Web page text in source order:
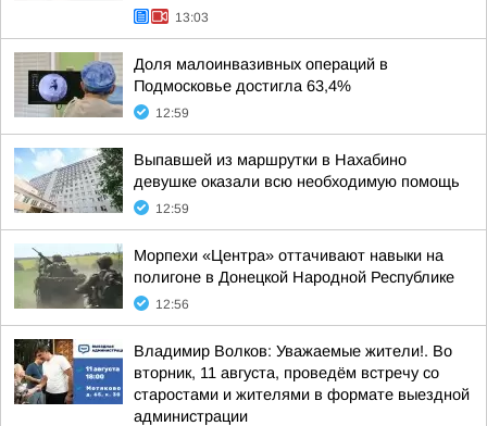
13:03
Доля малоинвазивных операций в
Подмосковье достигла 63,4%
12:59
Выпавшей из маршрутки в Нахабино
девушке оказали всю необходимую помощь
12:59
Морпехи «Центра» оттачивают навыки на
полигоне в Донецкой Народной Республике
12:56
Владимир Волков: Уважаемые жители!. Во
вторник, 11 августа, проведём встречу со
старостами и жителями в формате выездной
администрации